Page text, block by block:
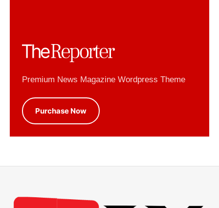
Premium News Magazine Wordpress Theme
Purchase Now